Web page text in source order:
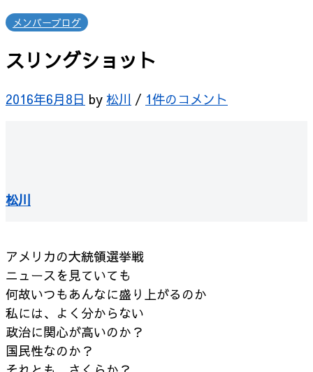
メンバーブログ
スリングショット
2016年6月8日 by 松川 / 1件のコメント
松川
アメリカの大統領選挙戦
ニュースを見ていても
何故いつもあんなに盛り上がるのか
私には、よく分からない
政治に関心が高いのか？
国民性なのか？